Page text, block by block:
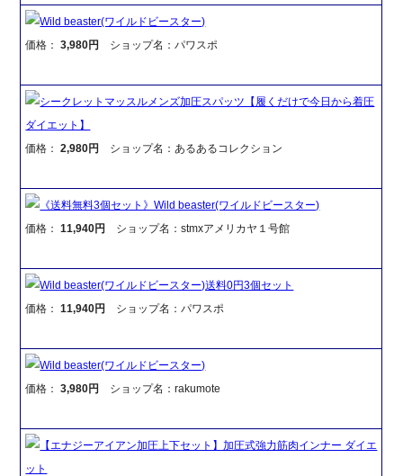
Wild beaster(ワイルドビースター)
価格：3,980円 ショップ名：パワスポ
シークレットマッスルメンズ加圧スパッツ【履くだけで今日から着圧
ダイエット】
価格：2,980円 ショップ名：あるあるコレクション
《送料無料3個セット》Wild beaster(ワイルドビースター)
価格：11,940円 ショップ名：stmxアメリカヤ１号館
Wild beaster(ワイルドビースター)送料0円3個セット
価格：11,940円 ショップ名：パワスポ
Wild beaster(ワイルドビースター)
価格：3,980円 ショップ名：rakumote
【エナジーアイアン加圧上下セット】加圧式強力筋肉インナー ダイエ
ット